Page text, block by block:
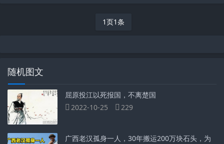
1页1条
随机图文
屈原投江以死报国，不离楚国
2022-10-25
229
广西老汉孤身一人，30年搬运200万块石头，为